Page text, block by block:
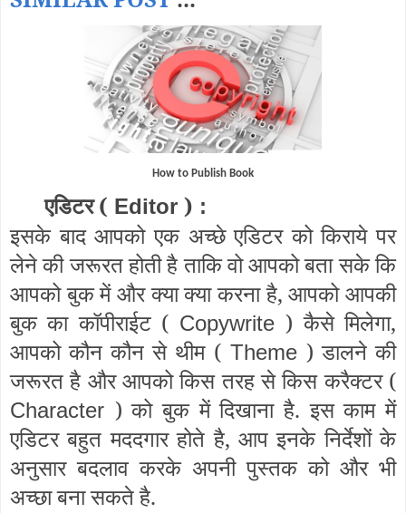
How to Publish Book
एडिटर ( Editor ) :
इसके बाद आपको एक अच्छे एडिटर को किराये पर
लेने की जरूरत होती है ताकि वो आपको बता सके कि
आपको बुक में और क्या क्या करना है, आपको आपकी
बुक का कॉपीराईट (Copywrite) कैसे मिलेगा,
आपको कौन कौन से थीम (Theme ) डालने की
जरूरत है और आपको किस तरह से किस करैक्टर (
Character ) को बुक में दिखाना है. इस काम में
एडिटर बहुत मददगार होते है, आप इनके निर्देशों के
अनुसार बदलाव करके अपनी पुस्तक को और भी
अच्छा बना सकते है.